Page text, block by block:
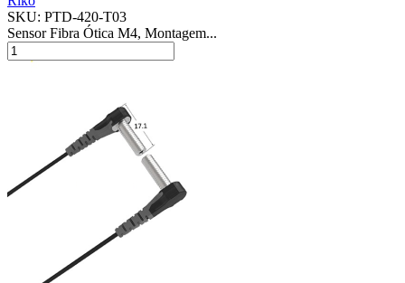
SKU: PTD-420-T03
Sensor Fibra Ótica M4, Montagem...